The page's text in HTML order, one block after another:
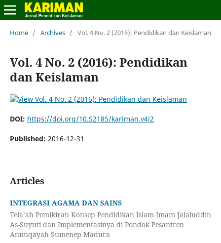
Home / Archives / Vol. 4 No. 2 (2016): Pendidikan dan Keislaman
Vol. 4 No. 2 (2016): Pendidikan
dan Keislaman
DOI: https://doi.org/10.52185/kariman.v4i2
Published: 2016-12-31
Articles
INTEGRASI AGAMA DAN SAINS
Tela’ah Pemikiran Konsep Pendidikan Islam Imam Jalaluddin
As-Suyuti dan Implementasinya di Pondok Pesantren
Annuqayah Sumenep Madura